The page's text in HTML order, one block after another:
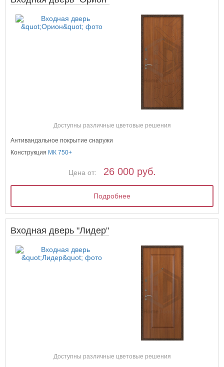
Доступны различные цветовые решения
Антивандальное покрытие снаружи
Конструкция МК 750+
Цена от: 26 000 руб.
Подробнее
Входная дверь "Лидер"
Доступны различные цветовые решения